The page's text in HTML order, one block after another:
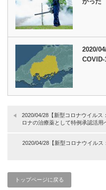
2020/
2020/04/28【新型コロナウイルス
ロナの治療薬として特例承認活用
2020/04/28【新型コロナウイル
トップページに戻る